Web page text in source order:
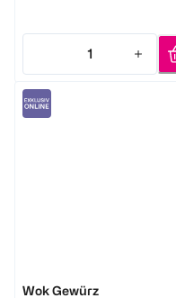
1
Quantity: 1
Wok Gewürz